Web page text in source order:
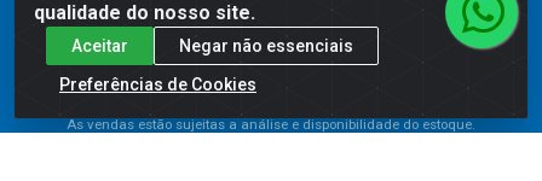
qualidade do nosso site.
Aceitar
Negar não essenciais
Preferências de Cookies
Preços, promoções, condições de pagamento e frete são válidos
para compras realizadas exclusivamente pelo site. Caso haja
divergência de preço de um produto, será válido o preço que for
As vendas estão sujeitas a análise e disponibilidade do estoque.